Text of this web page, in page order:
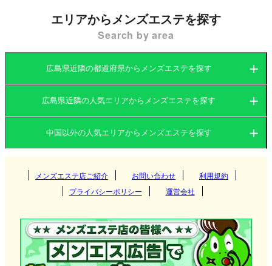
エリアからメンズエステを探す
Search by area
広島県近隣の都道府県からメンズエステを探す
岡山県 広島県
山口県 鳥取県
島根県
広島県近隣の人気エリアからメンズエステを探す
岡山 広島県
福山
山口 鳥取県
中国以外の人気エリアからメンズエステを探す
関東
栃木県 東京都
大阪府 京都府
東海
メンズエステ店ご紹介 お問い合わせ
利用規約
プライバシーポリシー
運営会社